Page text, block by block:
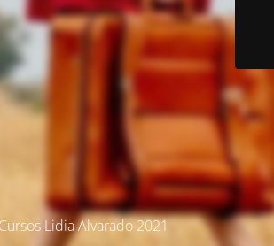
Lidia Alvarado 2021